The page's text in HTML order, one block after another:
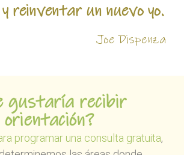
reinventar un nuevo yo.
Joe Dispenza
gustaría recibir
orientación?
programar una consulta gratuita,